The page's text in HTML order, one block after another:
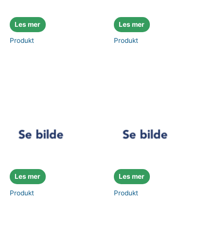
Les mer
Produkt
Les mer
Produkt
Les mer
Produkt
Les mer
Produkt